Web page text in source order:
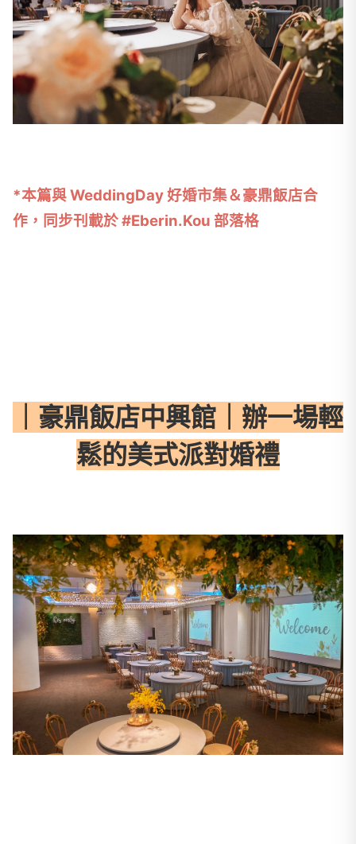
*本篇與 WeddingDay 好婚市集＆豪鼎飯店合
作，同步刊載於 #Eberin.Kou 部落格
｜豪鼎飯店中興館｜辦一場輕
鬆的美式派對婚禮